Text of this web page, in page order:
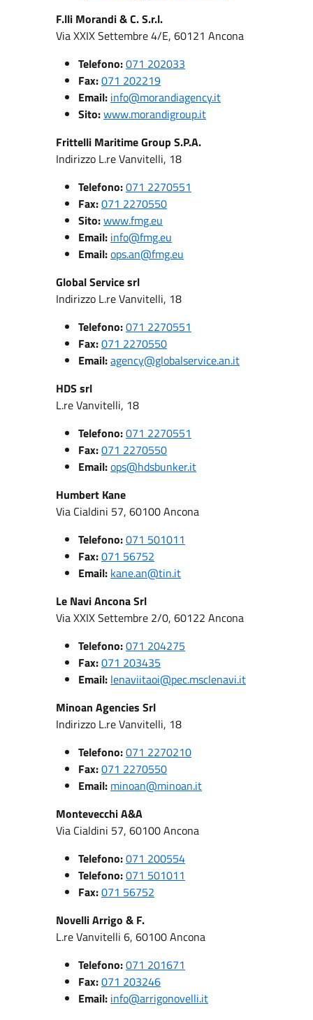
F.lli Morandi & C. S.r.l.
Via XXIX Settembre 4/E, 60121 Ancona
Telefono:071 202033
Fax:071 202219
Email: info@morandiagency.it
Sito:www.morandigroup.it
Frittelli Maritime Group S.P.A.
Indirizzo L.re Vanvitelli, 18
Telefono:071 2270551
Fax:071 2270550
Sito:www.fmg.eu
Email: info@fmg.eu
Email:ops.an@fmg.eu
Global Service srl
Indirizzo L.re Vanvitelli, 18
Telefono:071 2270551
Fax:071 2270550
Email:agency@globalservice.an.it
HDS srl
L.re Vanvitelli, 18
Telefono:071 2270551
Fax:071 2270550
Email:ops@hdsbunker.it
Humbert Kane
Via Cialdini 57, 60100 Ancona
Telefono:071 501011
Fax:071 56752
Email: kane.an@tin.it
Le Navi Ancona Srl
Via XXIX Settembre 2/0, 60122 Ancona
Telefono:071 204275
Fax:071 203435
Email: lenaviitaoi@pec.msclenavi.it
Minoan Agencies Srl
Indirizzo L.re Vanvitelli, 18
Telefono:071 2270210
Fax:071 2270550
Email: minoan@minoan.it
Montevecchi A&A
Via Cialdini 57, 60100 Ancona
Telefono:071 200554
Telefono:071 501011
Fax:071 56752
Novelli Arrigo & F.
L.re Vanvitelli 6, 60100 Ancona
Telefono:071 201671
Fax:071 203246
Email: info@arrigonovelli.it